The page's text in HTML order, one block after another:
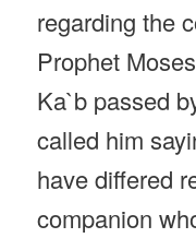
regarding the
Prophet
Ka`b passed
called him
have differed
companion